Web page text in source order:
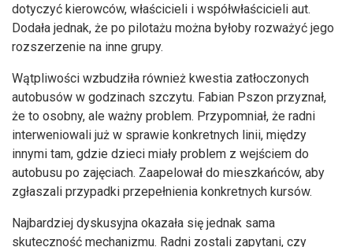
dotyczyć kierowców, właścicieli i współwłaścicieli aut.
Dodała jednak, że po pilotażu można byłoby rozważyć jego
rozszerzenie na inne grupy.
Wątpliwości wzbudziła również kwestia zatłoczonych
autobusów w godzinach szczytu. Fabian Pszon przyznał,
że to osobny, ale ważny problem. Przypomniał, że radni
interweniowali już w sprawie konkretnych linii, między
innymi tam, gdzie dzieci miały problem z wejściem do
autobusu po zajęciach. Zaapelował do mieszkańców, aby
zgłaszali przypadki przepełnienia konkretnych kursów.
Najbardziej dyskusyjna okazała się jednak sama
skuteczność mechanizmu. Radni zostali zapytani, czy